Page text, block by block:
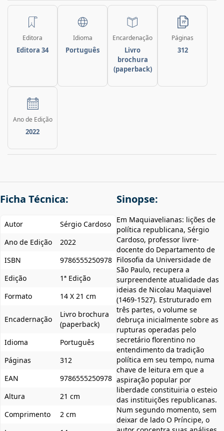
Editora
Editora 34
Idioma
Português
Encardenação
Livro
brochura
(paperback)
Páginas
312
Ano de Edição
2022
Ficha Técnica:
Autor
Sérgio Cardoso
Ano de Edição
2022
ISBN
9786555250978
Edição
1ª Edição
Formato
14 X 21 cm
Encadernação
Livro brochura
(paperback)
Idioma
Português
Páginas
312
EAN
9786555250978
Altura
21 cm
Comprimento
2 cm
Sinopse:
Em Maquiavelianas: lições de
política republicana, Sérgio
Cardoso, professor livre-
docente do Departamento de
Filosofia da Universidade de
São Paulo, recupera a
surpreendente atualidade das
ideias de Nicolau Maquiavel
(1469-1527). Estruturado em
três partes, o volume se
debruça inicialmente sobre as
rupturas operadas pelo
secretário florentino no
entendimento da tradição
política em seu tempo, numa
chave de leitura em que a
aspiração popular por
liberdade constituiria o esteio
das instituições republicanas.
Num segundo momento, sem
deixar de lado O Príncipe, o